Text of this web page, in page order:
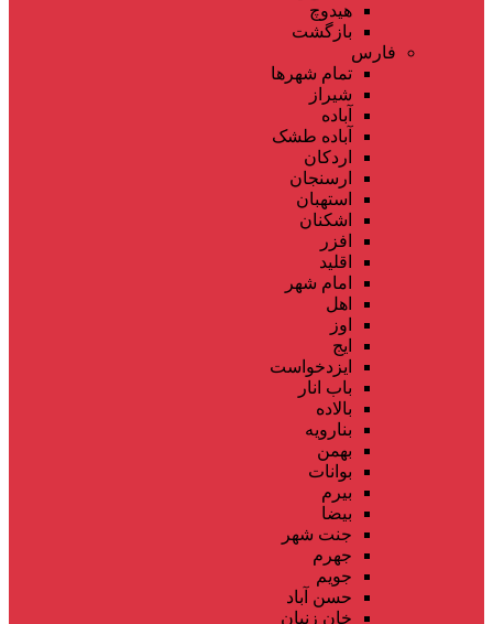
هیدوچ
بازگشت
فارس
تمام شهر‌ها
شیراز
آباده
آباده طشک
اردکان
ارسنجان
استهبان
اشکنان
افزر
اقلید
امام شهر
اهل
اوز
ایج
ایزدخواست
باب انار
بالاده
بنارویه
بهمن
بوانات
بیرم
بیضا
جنت شهر
جهرم
جویم
حسن آباد
خان زنیان